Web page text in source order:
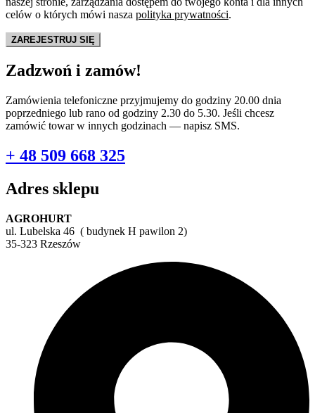
celów o których mówi nasza polityka prywatności.
ZAREJESTRUJ SIĘ
Zadzwoń i zamów!
Zamówienia telefoniczne przyjmujemy do godziny 20.00 dnia
poprzedniego lub rano od godziny 2.30 do 5.30. Jeśli chcesz
zamówić towar w innych godzinach — napisz SMS.
+ 48 509 668 325
Adres sklepu
AGROHURT
ul. Lubelska 46 ( budynek H pawilon 2)
35-323 Rzeszów